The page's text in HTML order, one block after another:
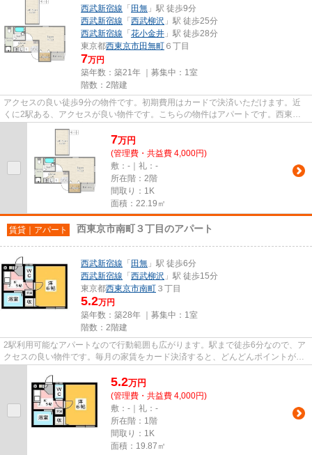
西武新宿線 「 田無 」駅 徒歩9分
西武新宿線 「 西武柳沢 」駅 徒歩25分
西武新宿線 「 花小金井 」駅 徒歩28分
東京都西東京市田無町 ６丁目
7万円
築年数：築21年 ｜募集中： 1室
階数：2階建
アクセスの良い徒歩9分の物件です。初期費用はカードで決済いただけます。近
くに2駅ある、アクセスが良い物件です。こちらの物件はアパートです。西東京
7万円
(管理費・共益費 4,000円)
敷：-｜礼：-
所在階：2階
間取り：1K
面積：22.19㎡
賃貸｜アパート 西東京市南町３丁目のアパート
西武新宿線 「 田無 」駅 徒歩6分
西武新宿線 「 西武柳沢 」駅 徒歩15分
東京都西東京市南町 ３丁目
5.2万円
築年数：築28年 ｜募集中： 1室
階数：2階建
2駅利用可能なアパートなので行動範囲も広がります。駅まで徒歩6分なので、ア
クセスの良い物件です。毎月の家賃をカード決済すると、どんどんポイントが貯
5.2万円
(管理費・共益費 4,000円)
敷：-｜礼：-
所在階：1階
間取り：1K
面積：19.87㎡